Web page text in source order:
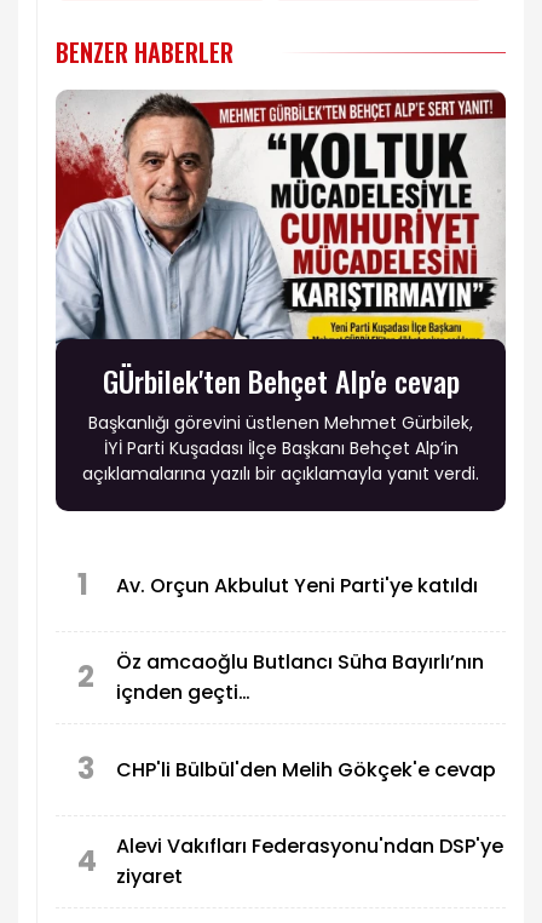
BENZER HABERLER
GÜrbilek'ten Behçet Alp'e cevap
Başkanlığı görevini üstlenen Mehmet Gürbilek,
İYİ Parti Kuşadası İlçe Başkanı Behçet Alp’in
açıklamalarına yazılı bir açıklamayla yanıt verdi.
1 Av. Orçun Akbulut Yeni Parti'ye katıldı
2
Öz amcaoğlu Butlancı Süha Bayırlı’nın
içnden geçti…
3 CHP'li Bülbül'den Melih Gökçek'e cevap
4
Alevi Vakıfları Federasyonu'ndan DSP'ye
ziyaret